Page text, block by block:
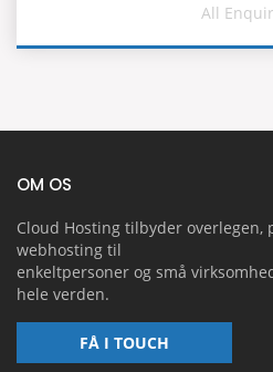
All
OM OS
Cloud Hosting tilbyder overlegen,
webhosting til
enkeltpersoner og små
hele verden.
FÅ I TOUCH